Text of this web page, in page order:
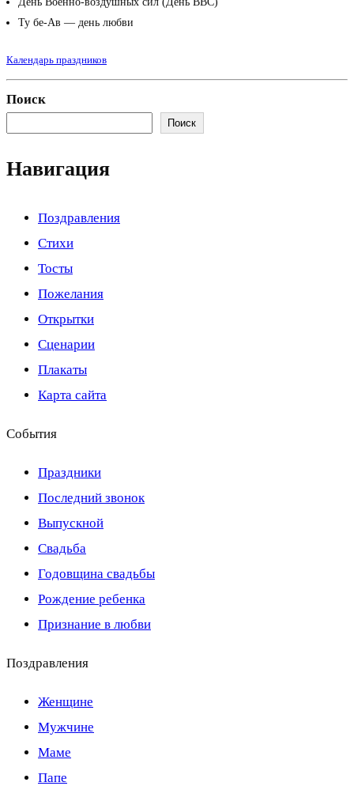
Ту бе-Ав — день любви
Календарь праздников
Поиск
Поиск
Навигация
Поздравления
Стихи
Тосты
Пожелания
Открытки
Сценарии
Плакаты
Карта сайта
События
Праздники
Последний звонок
Выпускной
Свадьба
Годовщина свадьбы
Рождение ребенка
Признание в любви
Поздравления
Женщине
Мужчине
Маме
Папе